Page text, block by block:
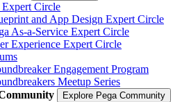
Circle
and App Design Expert Circle
As-a-Service Expert Circle
Experience Expert Circle
Engagement Program
Meetup Series
Explore Pega Community